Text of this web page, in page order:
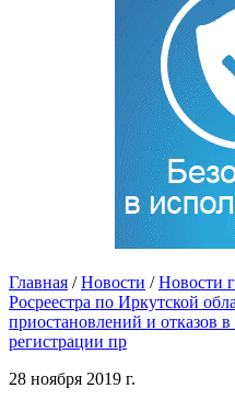
Главная / Новости / Новости
Росреестра по Иркутской
приостановлений и отказов в
регистрации пр
28 ноября 2019 г.